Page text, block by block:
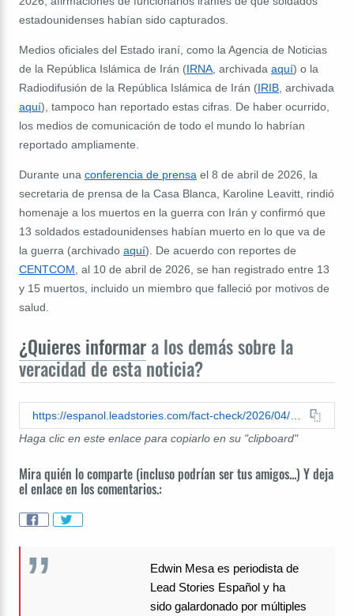
estadounidenses habían sido capturados.
Medios oficiales del Estado iraní, como la Agencia de Noticias
de la República Islámica de Irán (IRNA , archivada aquí) o la
Radiodifusión de la República Islámica de Irán (IRIB , archivada
aquí), tampoco han reportado estas cifras. De haber ocurrido,
los medios de comunicación de todo el mundo lo habrían
reportado ampliamente.
Durante una conferencia de prensa el 8 de abril de 2026, la
secretaria de prensa de la Casa Blanca, Karoline Leavitt, rindió
homenaje a los muertos en la guerra con Irán y confirmó que
13 soldados estadounidenses habían muerto en lo que va de
la guerra (archivado aquí). De acuerdo con reportes de
CENTCOM , al 10 de abril de 2026, se han registrado entre 13
y 15 muertos, incluido un miembro que falleció por motivos de
salud.
¿Quieres informar a los demás sobre la
veracidad de esta noticia?
Haga clic en este enlace para copiarlo en su "clipboard"
Mira quién lo comparte (incluso podrían ser tus amigos...) Y deja
el enlace en los comentarios.:
Edwin Mesa es periodista de
Lead Stories Español y ha
sido galardonado por múltiples